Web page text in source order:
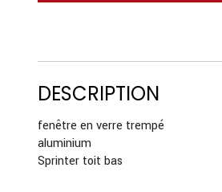
DESCRIPTION
fenêtre en verre trempé
aluminium
Sprinter toit bas